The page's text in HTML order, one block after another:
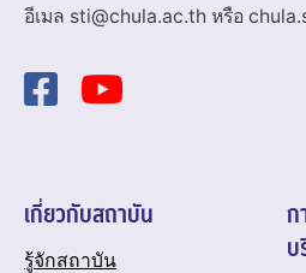
อีเมล sti@chula.ac.th หรือ
เกี่ยวกับสถาบัน
รู้จักสถาบัน
ก
บ